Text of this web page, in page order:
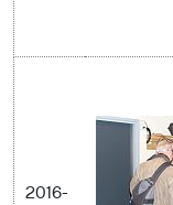
2016-